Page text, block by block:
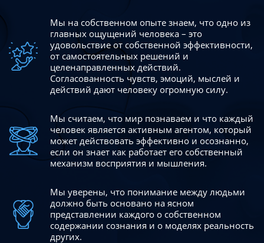
Мы на собственном опыте знаем, что одно из
главных ощущений человека – это
удовольствие от собственной эффективности,
от самостоятельных решений и
целенаправленных действий.
Согласованность чувств, эмоций, мыслей и
действий дают человеку огромную силу.
Мы считаем, что мир познаваем и что каждый
человек является активным агентом, который
может действовать эффективно и осознанно,
если он знает как работает его собственный
механизм восприятия и мышления.
Мы уверены, что понимание между людьми
должно быть основано на ясном
представлении каждого о собственном
содержании сознания и о моделях реальность
других.